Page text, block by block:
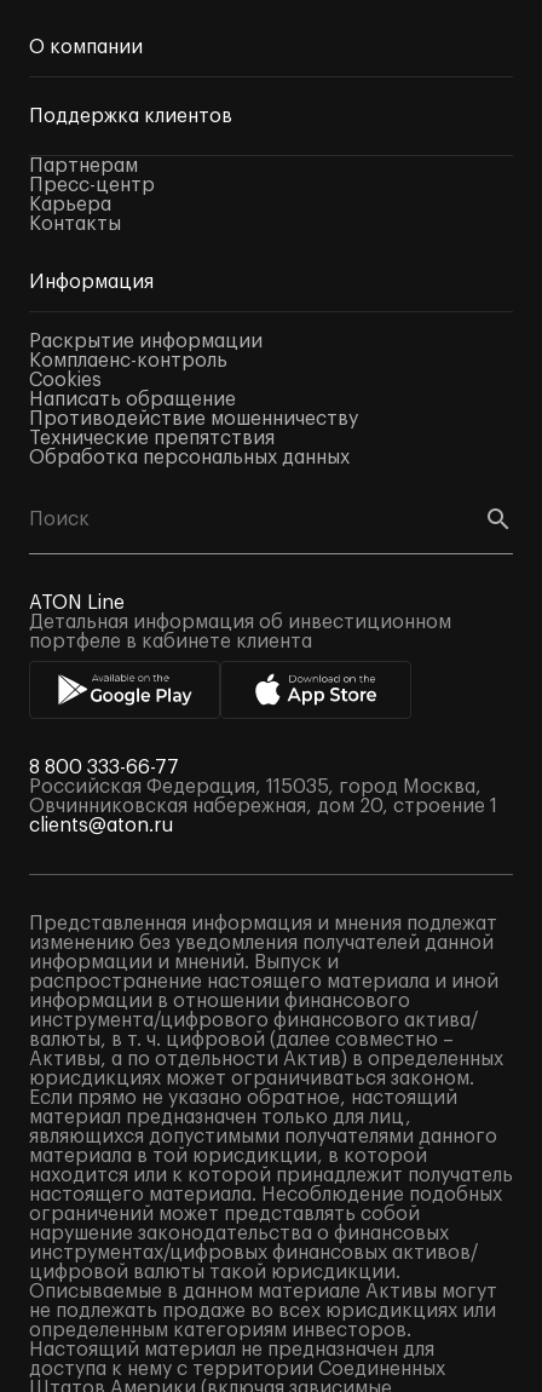
О компании
Поддержка клиентов
Партнерам
Пресс-центр
Карьера
Контакты
Информация
Раскрытие информации
Комплаенс-контроль
Cookies
Написать обращение
Противодействие мошенничеству
Технические препятствия
Обработка персональных данных
ATON Line
Детальная информация об инвестиционном
портфеле в кабинете клиента
8 800 333-66-77
Российская Федерация, 115035, город Москва,
Овчинниковская набережная, дом 20, строение 1
clients@aton.ru
Представленная информация и мнения подлежат
изменению без уведомления получателей данной
информации и мнений. Выпуск и
распространение настоящего материала и иной
информации в отношении финансового
инструмента/цифрового финансового актива/
валюты, в т. ч. цифровой (далее совместно –
Активы, а по отдельности Актив) в определенных
юрисдикциях может ограничиваться законом.
Если прямо не указано обратное, настоящий
материал предназначен только для лиц,
являющихся допустимыми получателями данного
материала в той юрисдикции, в которой
находится или к которой принадлежит получатель
настоящего материала. Несоблюдение подобных
ограничений может представлять собой
нарушение законодательства о финансовых
инструментах/цифровых финансовых активов/
цифровой валюты такой юрисдикции.
Описываемые в данном материале Активы могут
не подлежать продаже во всех юрисдикциях или
определенным категориям инвесторов.
Настоящий материал не предназначен для
доступа к нему с территории Соединенных